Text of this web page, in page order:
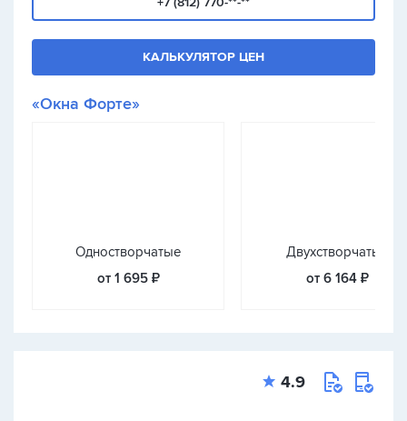
КАЛЬКУЛЯТОР ЦЕН
«Окна Форте»
Одностворчатые
от 1 695 ₽
Двухстворчатые
от 6 164 ₽
4.9